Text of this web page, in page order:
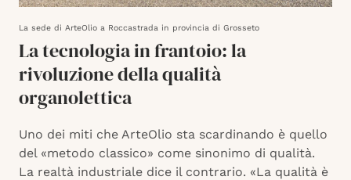
La sede di ArteOlio a Roccastrada in provincia di Grosseto
La tecnologia in frantoio: la
rivoluzione della qualità
organolettica
Uno dei miti che ArteOlio sta scardinando è quello
del «metodo classico» come sinonimo di qualità.
La realtà industriale dice il contrario. «La qualità è